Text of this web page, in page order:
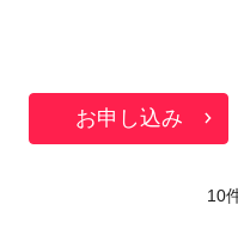
お申し込み
10